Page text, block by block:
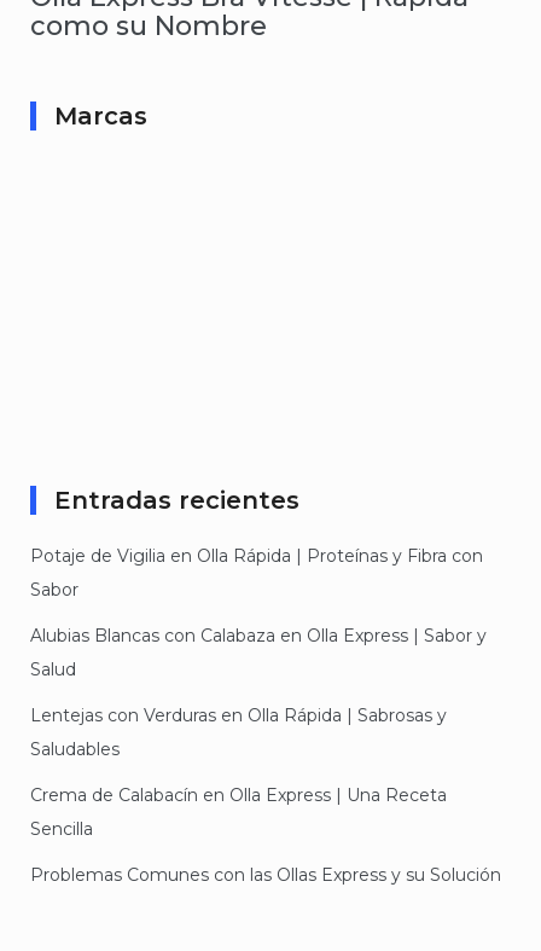
como su Nombre
Marcas
Entradas recientes
Potaje de Vigilia en Olla Rápida | Proteínas y Fibra con
Sabor
Alubias Blancas con Calabaza en Olla Express | Sabor y
Salud
Lentejas con Verduras en Olla Rápida | Sabrosas y
Saludables
Crema de Calabacín en Olla Express | Una Receta
Sencilla
Problemas Comunes con las Ollas Express y su Solución